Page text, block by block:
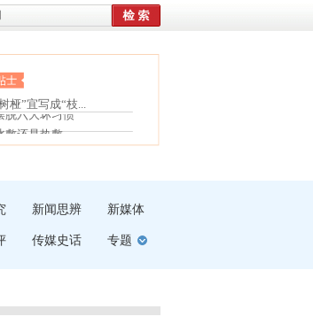
或是结膜下出血
桠”宜写成“枝...
疲劳有三招
脱六大坏习惯
敷还是热敷
疗的误区
新闻思辨 新媒体
传媒史话 专题